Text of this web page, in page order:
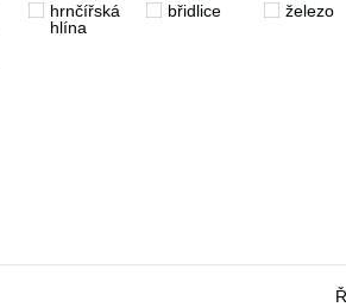
hrnčířská
hlína
břidlice železo